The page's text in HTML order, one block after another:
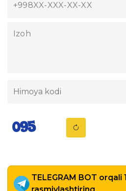
TELEGRAM BOT